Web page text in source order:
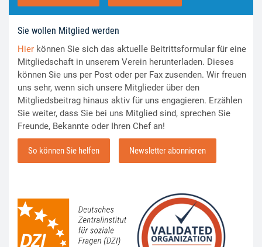
Sie wollen Mitglied werden
Hier können Sie sich das aktuelle Beitrittsformular für eine
Mitgliedschaft in unserem Verein herunterladen. Dieses
können Sie uns per Post oder per Fax zusenden. Wir freuen
uns sehr, wenn sich unsere Mitglieder über den
Mitgliedsbeitrag hinaus aktiv für uns engagieren. Erzählen
Sie weiter, dass Sie bei uns Mitglied sind, sprechen Sie
Freunde, Bekannte oder Ihren Chef an!
So können Sie helfen Newsletter abonnieren